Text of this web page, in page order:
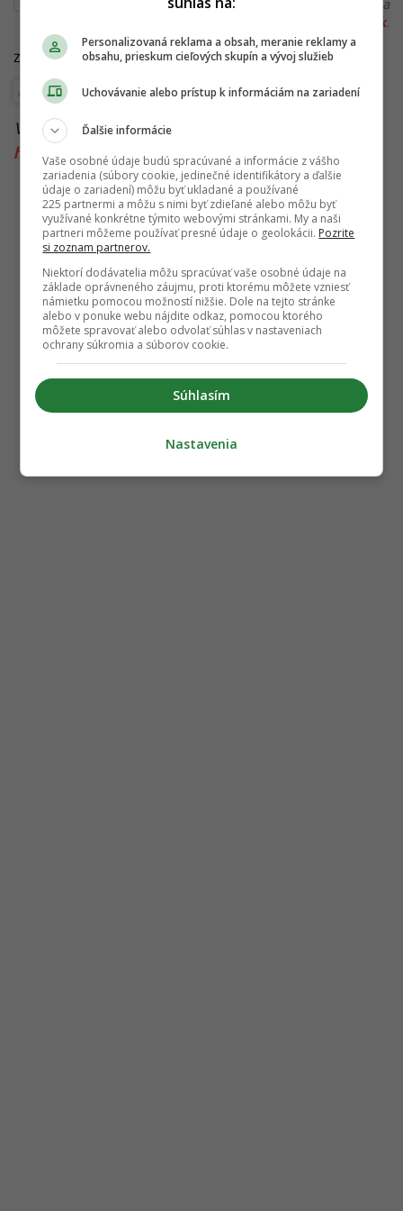
alebo si našiel v článku chybu, napíš nám na
redakcia@startitup.sk.
Zdroj: TASR
Hoaxy a dezinformácie
Viac k téme:dezinfo,dezinformácie
hoax sociálne siete
Personalizovaná reklama a obsah, meranie reklamy a
obsahu, prieskum cieľových skupín a vývoj služieb
Uchovávanie alebo prístup k informáciám na zariadení
Ďalšie informácie
Vaše osobné údaje budú spracúvané a informácie z vášho
zariadenia (súbory cookie, jedinečné identifikátory a ďalšie
údaje o zariadení) môžu byť ukladané a používané
225 partnermi a môžu s nimi byť zdieľané alebo môžu byť
využívané konkrétne týmito webovými stránkami. My a naši
partneri môžeme používať presné údaje o geolokácii. Pozrite
si zoznam partnerov.
Niektorí dodávatelia môžu spracúvať vaše osobné údaje na
základe oprávneného záujmu, proti ktorému môžete vzniesť
námietku pomocou možností nižšie. Dole na tejto stránke
alebo v ponuke webu nájdite odkaz, pomocou ktorého
môžete spravovať alebo odvolať súhlas v nastaveniach
ochrany súkromia a súborov cookie.
Súhlasím
Nastavenia